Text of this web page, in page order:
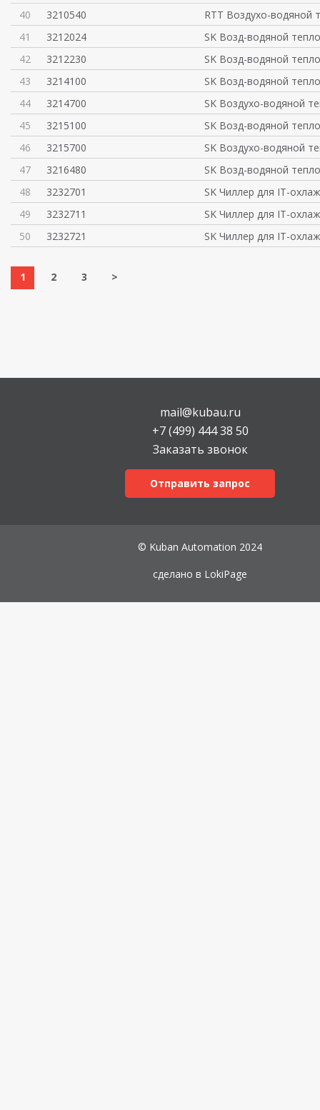
40
3210540
RTT Воздухо-водяной
41
3212024
SK Возд-водяной
42
3212230
SK Возд-водяной
43
3214100
SK Возд-водяной
44
3214700
SK Воздухо-водяной
45
3215100
SK Возд-водяной
46
3215700
SK Воздухо-водяной
47
3216480
SK Возд-водяной
48
3232701
SK Чиллер для IT-
49
3232711
SK Чиллер для IT-
50
3232721 SK Чиллер для IT-
1 2 3 >
mail@kubau.ru
+7 (499) 444 38 50
Заказать звонок
Отправить запрос
© Kuban Automation 2024
сделано в LokiPage